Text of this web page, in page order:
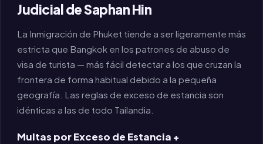
Judicial de Saphan Hin
La Inmigración de Phuket tiende a ser ligeramente más
estricta que Bangkok en los patrones de abuso de
visa de turista — más fácil detectar a los que cruzan la
frontera de forma habitual debido a la pequeña
geografía. Las reglas de exceso de estancia son
idénticas a las de todo Tailandia.
Multas por Exceso de Estancia +